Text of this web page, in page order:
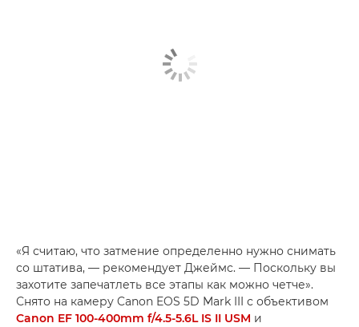
«Я считаю, что затмение определенно нужно снимать
со штатива, — рекомендует Джеймс. — Поскольку вы
захотите запечатлеть все этапы как можно четче».
Снято на камеру Canon EOS 5D Mark III с объективом
Canon EF 100-400mm f/4.5-5.6L IS II USM и